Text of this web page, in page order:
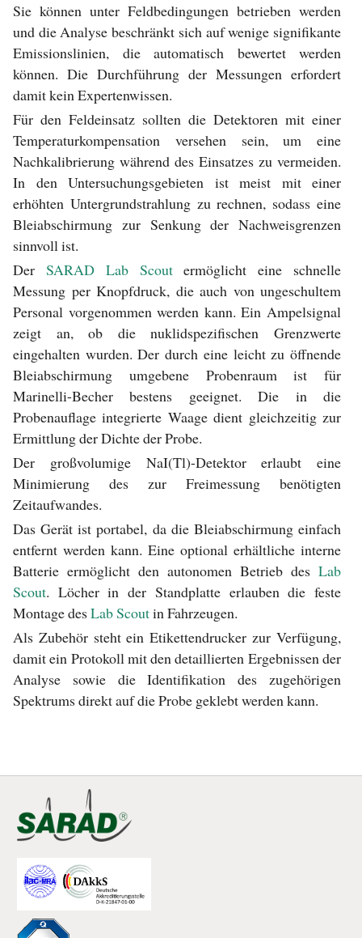
Sie können unter Feldbedingungen betrieben werden
und die Analyse beschränkt sich auf wenige signifikante
Emissionslinien, die automatisch bewertet werden
können. Die Durchführung der Messungen erfordert
damit kein Expertenwissen.
Für den Feldeinsatz sollten die Detektoren mit einer
Temperaturkompensation versehen sein, um eine
Nachkalibrierung während des Einsatzes zu vermeiden.
In den Untersuchungsgebieten ist meist mit einer
erhöhten Untergrundstrahlung zu rechnen, sodass eine
Bleiabschirmung zur Senkung der Nachweisgrenzen
sinnvoll ist.
Der SARAD Lab Scoutermöglicht eine schnelle
Messung per Knopfdruck, die auch von ungeschultem
Personal vorgenommen werden kann. Ein Ampelsignal
zeigt an, ob die nuklidspezifischen Grenzwerte
eingehalten wurden. Der durch eine leicht zu öffnende
Bleiabschirmung umgebene Probenraum ist für
Marinelli-Becher bestens geeignet. Die in die
Probenauflage integrierte Waage dient gleichzeitig zur
Ermittlung der Dichte der Probe.
Der großvolumige NaI(Tl)-Detektor erlaubt eine
Minimierung des zur Freimessung benötigten
Zeitaufwandes.
Das Gerät ist portabel, da die Bleiabschirmung einfach
entfernt werden kann. Eine optional erhältliche interne
Batterie ermöglicht den autonomen Betrieb des Lab
Scout. Löcher in der Standplatte erlauben die feste
Montage desLab Scoutin Fahrzeugen.
Als Zubehör steht ein Etikettendrucker zur Verfügung,
damit ein Protokoll mit den detaillierten Ergebnissen der
Analyse sowie die Identifikation des zugehörigen
Spektrums direkt auf die Probe geklebt werden kann.